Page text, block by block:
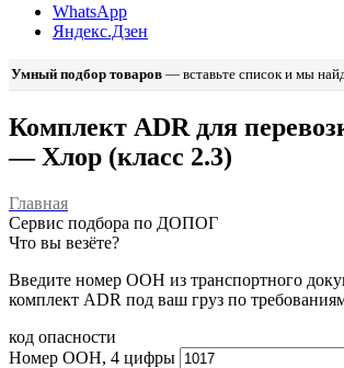
WhatsApp
Яндекс.Дзен
Умный подбор товаров— вставьте список и мы
Комплект ADR для
— Хлор (класс 2.3)
Главная
Сервис подбора по ДОПОГ
Что вы везёте?
Введите номер ООН из транспортного
комплект ADR под ваш груз по
код опасности
Номер ООН, 4 цифры